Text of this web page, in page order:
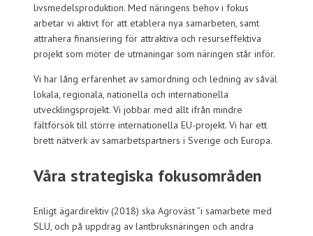
livsmedelsproduktion. Med näringens behov i fokus
arbetar vi aktivt för att etablera nya samarbeten, samt
attrahera finansiering för attraktiva och resurseffektiva
projekt som möter de utmaningar som näringen står inför.
Vi har lång erfarenhet av samordning och ledning av såväl
lokala, regionala, nationella och internationella
utvecklingsprojekt. Vi jobbar med allt ifrån mindre
fältförsök till större internationella EU-projekt. Vi har ett
brett nätverk av samarbetspartners i Sverige och Europa.
Våra strategiska fokusområden
Enligt ägardirektiv (2018) ska Agroväst ”i samarbete med
SLU, och på uppdrag av lantbruksnäringen och andra